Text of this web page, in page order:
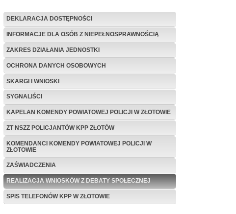
DEKLARACJA DOSTĘPNOŚCI
INFORMACJE DLA OSÓB Z NIEPEŁNOSPRAWNOŚCIĄ
ZAKRES DZIAŁANIA JEDNOSTKI
OCHRONA DANYCH OSOBOWYCH
SKARGI I WNIOSKI
SYGNALIŚCI
KAPELAN KOMENDY POWIATOWEJ POLICJI W ZŁOTOWIE
ZT NSZZ POLICJANTÓW KPP ZŁOTÓW
KOMENDANCI KOMENDY POWIATOWEJ POLICJI W
ZŁOTOWIE
ZAŚWIADCZENIA
REALIZACJA WNIOSKÓW Z DEBATY SPOŁECZNEJ
SPIS TELEFONÓW KPP W ZŁOTOWIE